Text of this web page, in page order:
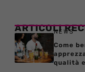
ARTICOLINEWS
Come
qualità